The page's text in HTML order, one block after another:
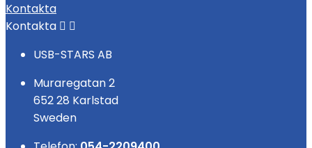
Kontakta
Kontakta  
USB-STARS AB
Muraregatan 2
652 28 Karlstad
Sweden